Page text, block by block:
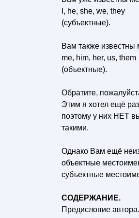
I, he, she, we, they
(субъектные).
Вам также известны
me, him, her, us, them
(объектные).
Обратите,
Этим я хотел ещё
поэтому у них НЕТ
такими.
Однако Вам ещё
объектные
субъектные
СОДЕРЖАНИЕ.
Предисловие автора.